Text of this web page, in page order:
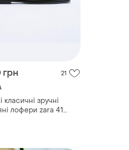
з натуральної